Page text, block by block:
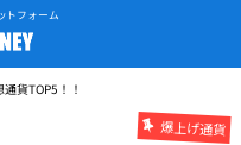
トフォーム
貨TOP5！！
爆上げ通貨